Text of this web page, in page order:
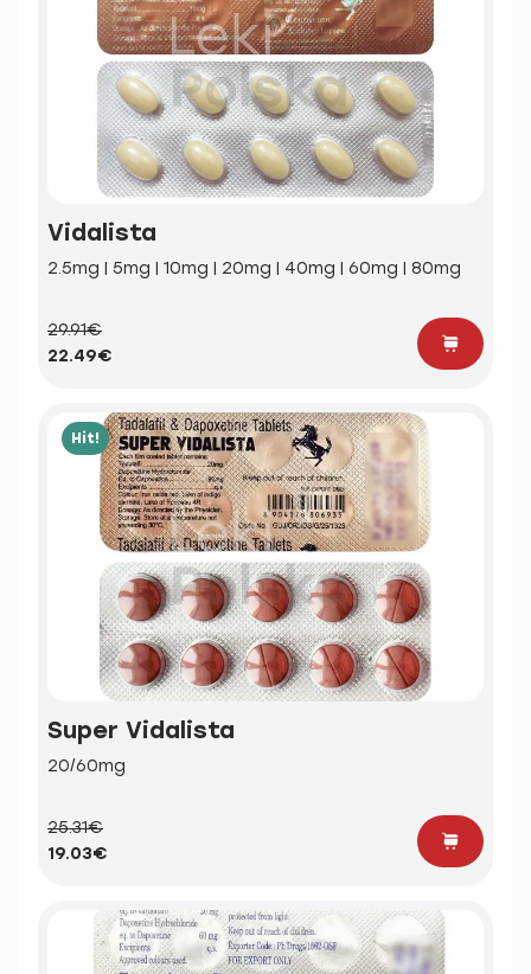
Vidalista
2.5mg | 5mg | 10mg | 20mg | 40mg | 60mg | 80mg
29.91€
22.49€
Hit!
Super Vidalista
20/60mg
25.31€
19.03€